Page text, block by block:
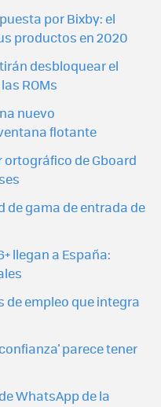
por Bixby: el
productos en 2020
desbloquear el
ROMs
nuevo
flotante
ortográfico de Gboard
de gama de entrada de
llegan a España:
de empleo que integra
parece tener
WhatsApp de la